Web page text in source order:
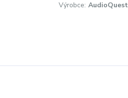
Výrobce: AudioQuest